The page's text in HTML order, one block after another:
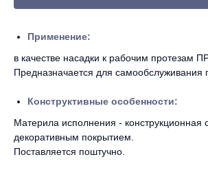
Применение:
в качестве насадки к рабочим протезам
Предназначается для самообслуживания
Конструктивные особенности:
Материла исполнения - конструкционная
декоративным покрытием.
Поставляется поштучно.